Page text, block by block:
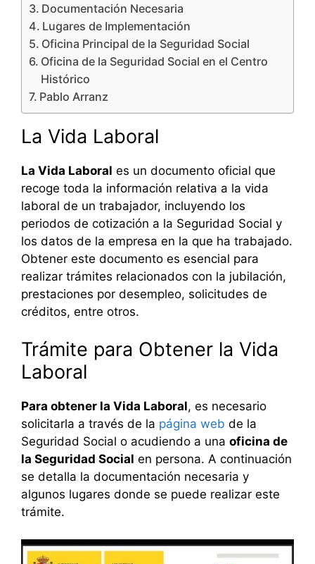
Documentación Necesaria
Lugares de Implementación
Oficina Principal de la Seguridad Social
Oficina de la Seguridad Social en el Centro
Histórico
Pablo Arranz
La Vida Laboral
La Vida Laboral es un documento oficial que
recoge toda la información relativa a la vida
laboral de un trabajador, incluyendo los
periodos de cotización a la Seguridad Social y
los datos de la empresa en la que ha trabajado.
Obtener este documento es esencial para
realizar trámites relacionados con la jubilación,
prestaciones por desempleo, solicitudes de
créditos, entre otros.
Trámite para Obtener la Vida
Laboral
Para obtener la Vida Laboral, es necesario
solicitarla a través de la página web de la
Seguridad Social o acudiendo a una oficina de
la Seguridad Social en persona. A continuación
se detalla la documentación necesaria y
algunos lugares donde se puede realizar este
trámite.